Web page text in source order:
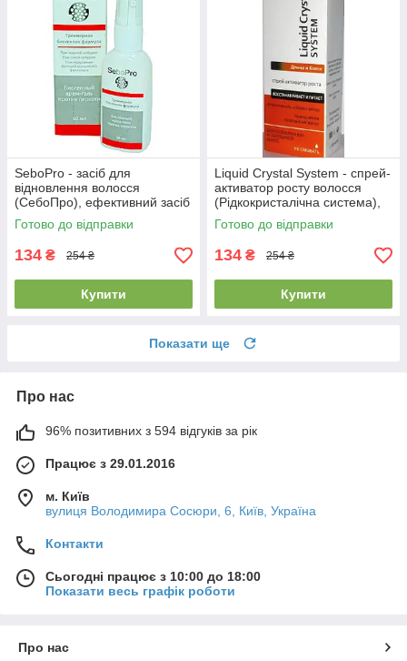
SeboPro - засіб для
відновлення волосся
(СебоПро), ефективний засіб
проти лупи
Готово до відправки
134 ₴ 254 ₴
Купити
Liquid Crystal System - спрей-
активатор росту волосся
(Рідкокристалічна система),
ламінування і нарощування
Готово до відправки
134 ₴ 254 ₴
Купити
Показати ще
Про нас
96% позитивних з 594 відгуків за рік
Працює з 29.01.2016
м. Київ
вулиця Володимира Сосюри, 6, Київ, Україна
Контакти
Сьогодні працює з 10:00 до 18:00
Показати весь графік роботи
Про нас